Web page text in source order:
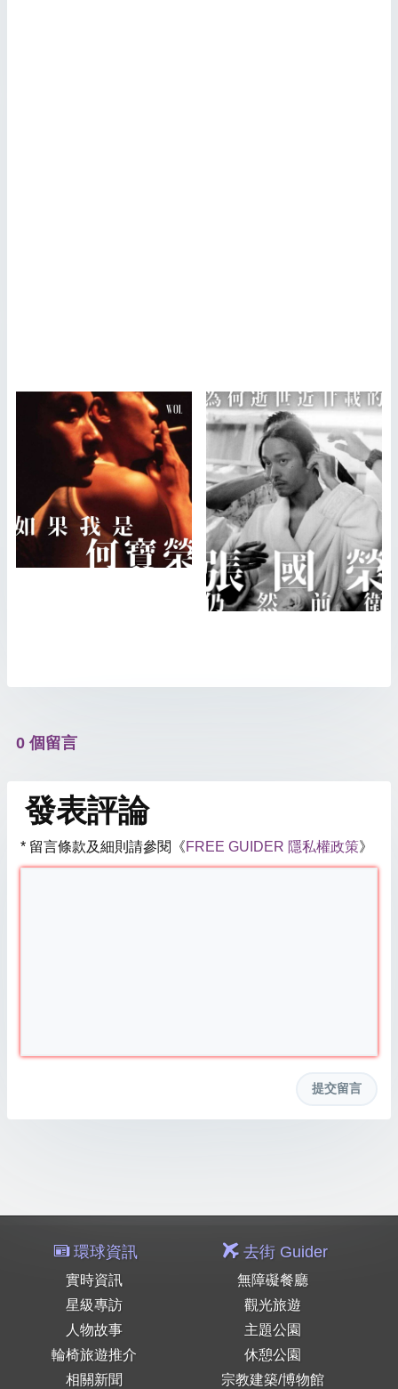
0 個留言
發表評論
* 留言條款及細則請參閱《FREE GUIDER 隱私權政策》
環球資訊
實時資訊
星級專訪
人物故事
輪椅旅遊推介
相關新聞
去街 Guider
無障礙餐廳
觀光旅遊
主題公園
休憩公園
宗教建築/博物館